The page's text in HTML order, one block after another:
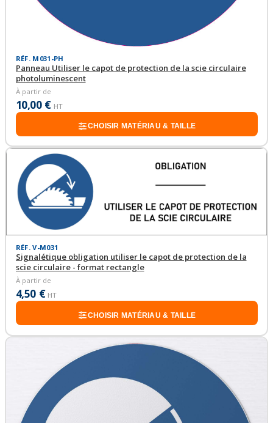
RÉF. M031-PH
Panneau Utiliser le capot de protection de la scie circulaire
photoluminescent
À partir de
10,00 € HT
CHOISIR MATÉRIAU & TAILLE
RÉF. V-M031
Signalétique obligation utiliser le capot de protection de la
scie circulaire - format rectangle
À partir de
4,50 € HT
CHOISIR MATÉRIAU & TAILLE